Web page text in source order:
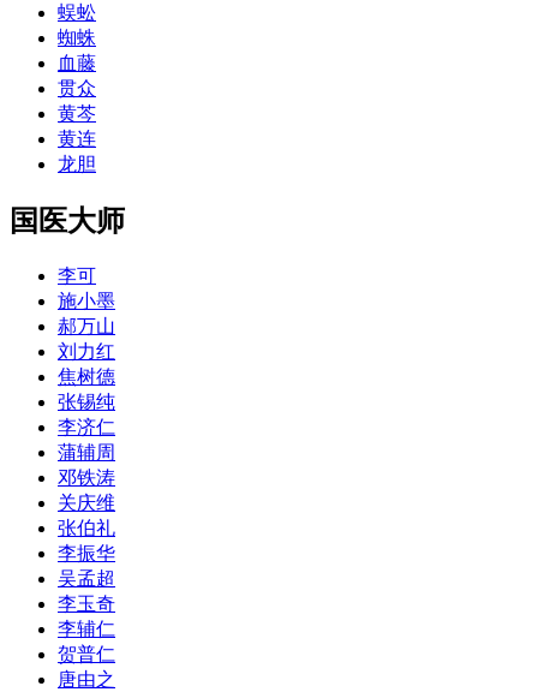
蜈蚣
蜘蛛
血藤
贯众
黄芩
黄连
龙胆
国医大师
李可
施小墨
郝万山
刘力红
焦树德
张锡纯
李济仁
蒲辅周
邓铁涛
关庆维
张伯礼
李振华
吴孟超
李玉奇
李辅仁
贺普仁
唐由之